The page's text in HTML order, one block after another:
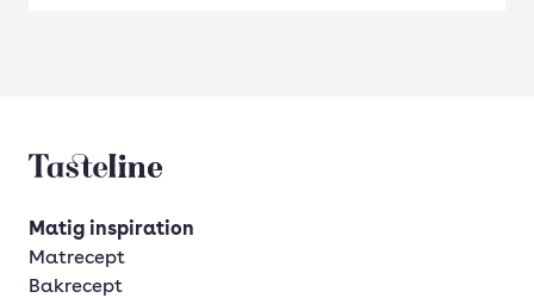
Tasteline startsida
Matig inspiration
Matrecept
Bakrecept